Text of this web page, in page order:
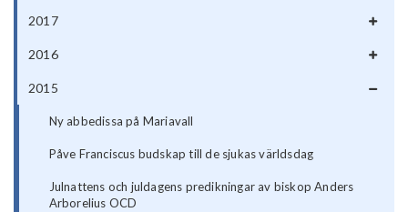
2017
2016
2015
Ny abbedissa på Mariavall
Påve Franciscus budskap till de sjukas världsdag
Julnattens och juldagens predikningar av biskop Anders
Arborelius OCD